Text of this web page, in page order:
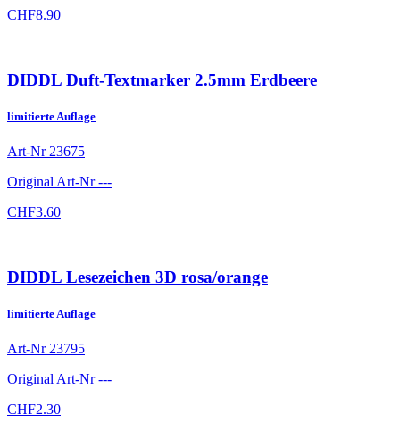
CHF8.90
DIDDL Duft-Textmarker 2.5mm Erdbeere
limitierte Auflage
Art-Nr 23675
Original Art-Nr---
CHF3.60
DIDDL Lesezeichen 3D rosa/orange
limitierte Auflage
Art-Nr 23795
Original Art-Nr---
CHF2.30